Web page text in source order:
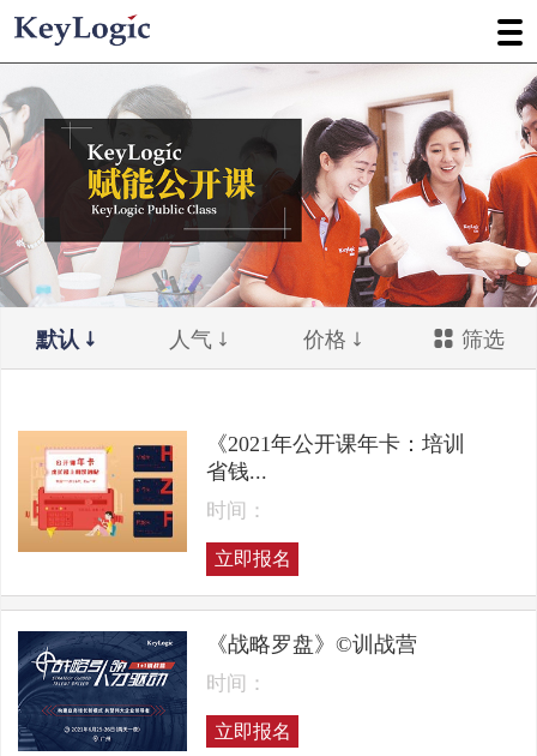
默认 人气 价格 筛选
《2021年公开课年卡：培训
省钱...
时间：
立即报名
《战略罗盘》©训战营
时间：
立即报名